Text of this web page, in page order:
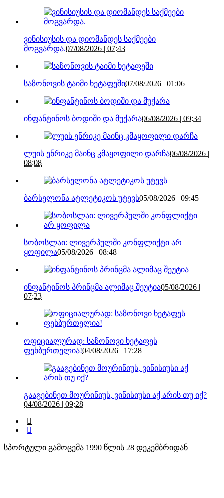
ვინისიუსის და დიომანდეს საქმეები
მოგვარდა.07/08/2026 | 07:43
საზონოვის ტაიმი ხეტაფეში07/08/2026 | 01:06
ინფანტინოს ბოდიში და მუქარა06/08/2026 | 09:34
ლუის ენრიკე მაინც კმაყოფილი დარჩა06/08/2026 |
08:08
ბარსელონა ატლეტიკოს უტევს05/08/2026 | 09:45
სობოსლაი: ლივერპულში კონფლიქტი არ
ყოფილა05/08/2026 | 08:48
ინფანტინოს პრინცმა ალიმაც შეუტია05/08/2026 |
07:23
ოფიციალურად: საზონოვი ხეტაფეს
ფეხბურთელია!04/08/2026 | 17:28
გააგებინეთ მოურინიუს, ვინისიუსი აქ არის თუ იქ?
04/08/2026 | 09:28
სპორტული გამოცემა 1990 წლის 28 დეკემბრიდან